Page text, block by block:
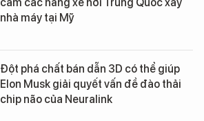
nhà máy tại Mỹ
Đột phá chất bán dẫn 3D có thể giúp
Elon Musk giải quyết vấn đề đào thải
chip não của Neuralink